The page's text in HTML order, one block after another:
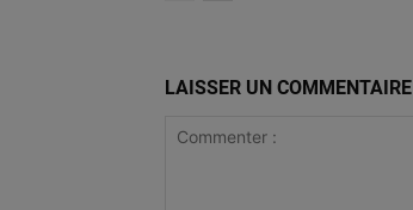
LAISSER UN COMMENTAIRE